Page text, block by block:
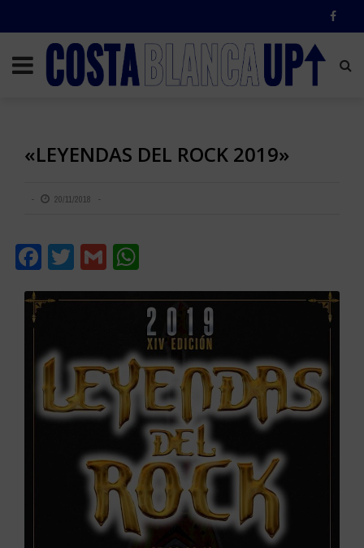
«LEYENDAS DEL ROCK 2019»
20/11/2018
Facebook
Twitter
Gmail